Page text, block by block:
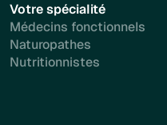
Votre spécialité
Médecins fonctionnels
Naturopathes
Nutritionnistes